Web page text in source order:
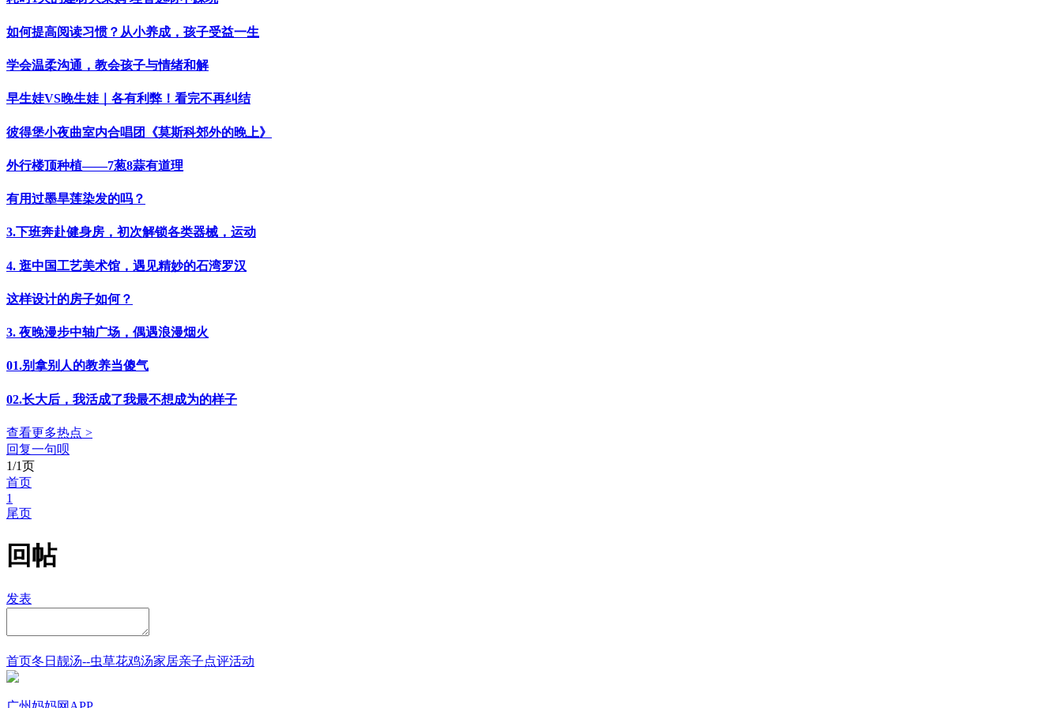
如何提高阅读习惯？从小养成，孩子受益一生
学会温柔沟通，教会孩子与情绪和解
早生娃VS晚生娃｜各有利弊！看完不再纠结
彼得堡小夜曲室内合唱团《莫斯科郊外的晚上》
外行楼顶种植——7葱8蒜有道理
有用过墨旱莲染发的吗？
3.下班奔赴健身房，初次解锁各类器械，运动
4. 逛中国工艺美术馆，遇见精妙的石湾罗汉
这样设计的房子如何？
3. 夜晚漫步中轴广场，偶遇浪漫烟火
01.别拿别人的教养当傻气
02.长大后，我活成了我最不想成为的样子
查看更多热点 >
回复一句呗
1/1页
首页
1
尾页
回帖
发表
首页冬日靓汤--虫草花鸡汤家居亲子点评活动